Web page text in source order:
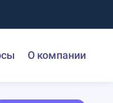
О компании